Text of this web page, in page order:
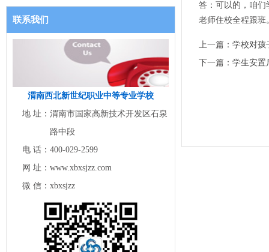
联系我们
渭南西北新世纪职业中等专业学校
地 址： 渭南市国家高新技术开发区石泉
路中段
电 话： 400-029-2599
网 址： www.xbxsjzz.com
微 信： xbxsjzz
答：可以的，咱们
老师住校全程跟班
上一篇： 学校对孩
下一篇： 学生安置